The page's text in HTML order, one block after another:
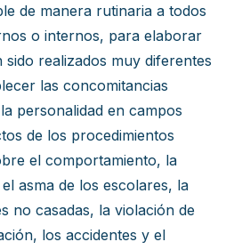
de manera rutinaria a todos
o internos, para elaborar
sido realizados muy diferentes
las concomitancias
personalidad en campos
de los procedimientos
el comportamiento, la
asma de los escolares, la
no casadas, la violación de
los accidentes y el